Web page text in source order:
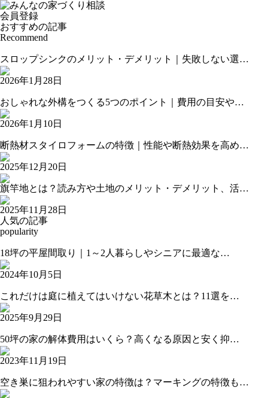
会員登録
おすすめの記事
Recommend
スロップシンクのメリット・デメリット｜失敗しない選…
2026年1月28日
おしゃれな外構をつくる5つのポイント｜費用の目安や…
2026年1月10日
断熱材スタイロフォームの特徴｜性能や断熱効果を高め…
2025年12月20日
旗竿地とは？読み方や土地のメリット・デメリット、活…
2025年11月28日
人気の記事
popularity
18坪の平屋間取り｜1～2人暮らしやシニアに最適な…
2024年10月5日
これだけは庭に植えてはいけない花草木とは？11選を…
2025年9月29日
50坪の家の解体費用はいくら？高くなる原因と安く抑…
2023年11月19日
空き巣に狙われやすい家の特徴は？マーキングの特徴も…